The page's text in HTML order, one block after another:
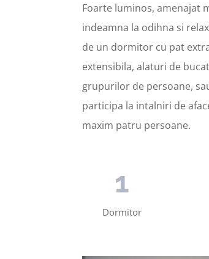
Foarte luminos, amenajat
indeamna la odihna si
de un dormitor cu pat
extensibila, alaturi de
grupurilor de persoane,
participa la intalniri de
maxim patru persoane.
1
Dormitor